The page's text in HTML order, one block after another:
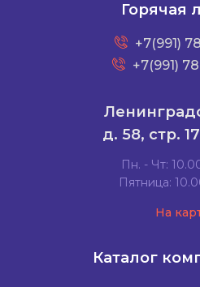
Горячая
+7(991)
+7(991)
д. 58, стр.
Пн. - Чт:
Пятница:
На
Каталог